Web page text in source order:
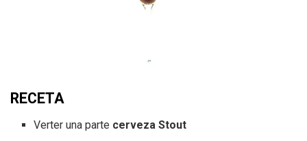
RECETA
Verter una parte cerveza Stout